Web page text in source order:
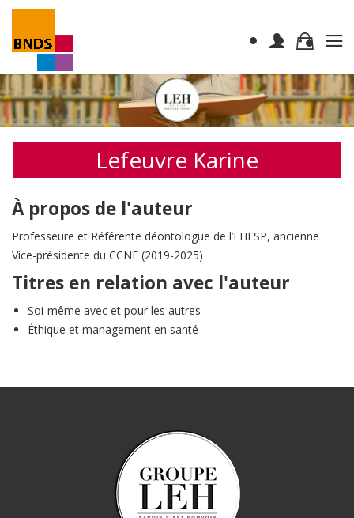
Lefeuvre Karine
À propos de l'auteur
Professeure et Référente déontologue de l’EHESP, ancienne
Vice-présidente du CCNE (2019-2025)
Titres en relation avec l'auteur
Soi-même avec et pour les autres
Éthique et management en santé